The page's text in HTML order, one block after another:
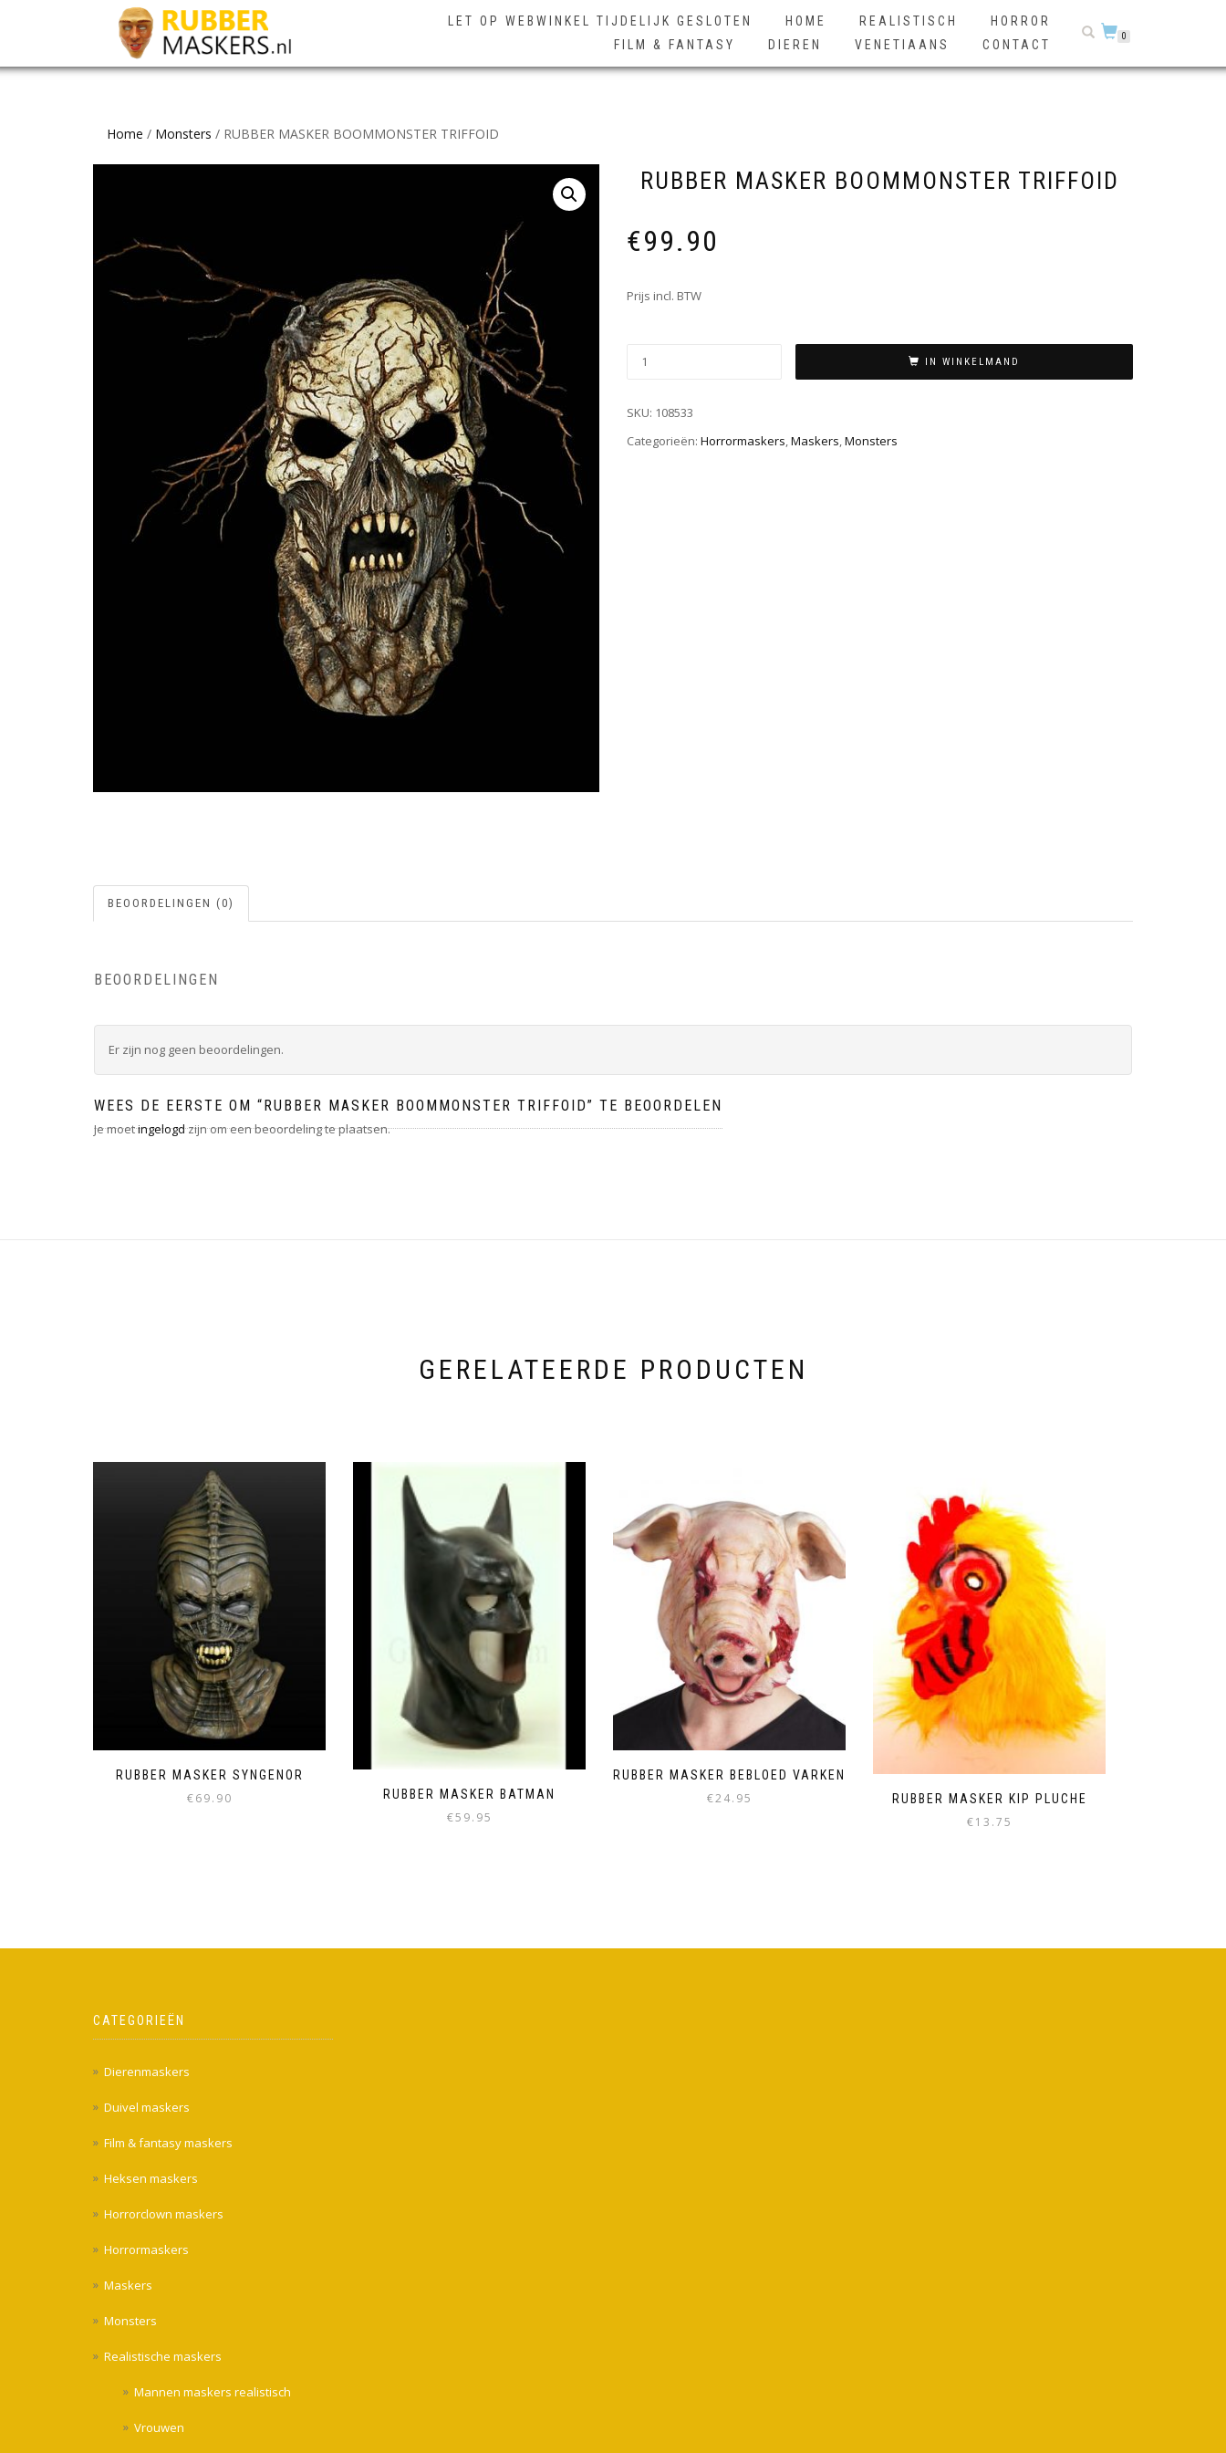
LET OP WEBWINKEL TIJDELIJK GESLOTEN HOME REALISTISCH
HORROR
FILM & FANTASY
DIEREN VENETIAANS CONTACT
0
Home / Monsters / RUBBER MASKER BOOMMONSTER TRIFFOID
RUBBER MASKER BOOMMONSTER TRIFFOID
€99.90
Prijs incl. BTW
IN WINKELMAND
SKU: 108533
Categorieën: Horrormaskers,Maskers,Monsters
BEOORDELINGEN (0)
BEOORDELINGEN
Er zijn nog geen beoordelingen.
WEES DE EERSTE OM “RUBBER MASKER BOOMMONSTER TRIFFOID” TE BEOORDELEN
Je moetingelogdzijn om een beoordeling te plaatsen.
GERELATEERDE PRODUCTEN
RUBBER MASKER SYNGENOR
€69.90 RUBBER MASKER BATMAN
€59.95
RUBBER MASKER BEBLOED VARKEN
€24.95 RUBBER MASKER KIP PLUCHE
€13.75
CATEGORIEËN
Dierenmaskers
Duivel maskers
Film & fantasy maskers
Heksen maskers
Horrorclown maskers
Horrormaskers
Maskers
Monsters
Realistische maskers
Mannen maskers realistisch
Vrouwen